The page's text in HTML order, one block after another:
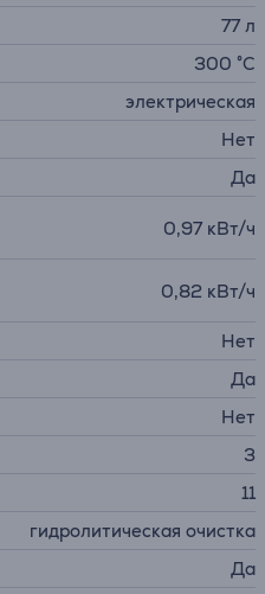
77 л
300 °C
электрическая
Нет
Да
0,97 кВт/ч
0,82 кВт/ч
Нет
Да
Нет
3
11
гидролитическая очистка
Да